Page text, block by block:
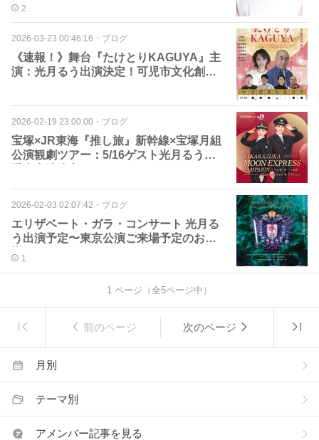
2
2026-03-23 00:46:16 ・ ブログ
《速報！》舞台『たけとりKAGUYA』主
演：光月るう出演決定！可児市文化創造
2026-02-19 23:00:00 ・ ブログ
宝塚×JR東海『推し旅』新幹線×宝塚月組
公演観劇ツアー：5/16ゲスト光月るう／
2026-02-03 02:07:42 ・ ブログ
エリザベート・ガラ・コンサート 光月る
う出演予定〜東京公演ご来場予定のお客
様へ〜
1
1 ページ（全5ページ中）
前のページ 次のページ
月別
テーマ別
アメンバー記事を見る